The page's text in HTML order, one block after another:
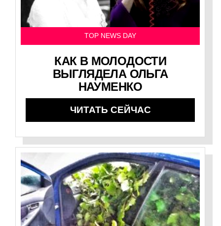
TOP NEWS DAY
КАК В МОЛОДОСТИ
ВЫГЛЯДЕЛА ОЛЬГА
НАУМЕНКО
ЧИТАТЬ СЕЙЧАС